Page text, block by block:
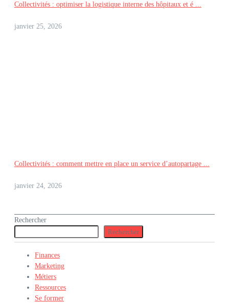
Collectivités : optimiser la logistique interne des hôpitaux et é ...
janvier 25, 2026
Collectivités : comment mettre en place un service d’autopartage ...
janvier 24, 2026
Rechercher
Rechercher
Finances
Marketing
Métiers
Ressources
Se former